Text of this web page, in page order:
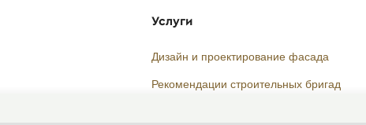
Услуги
Дизайн и проектирование фасада
Рекомендации строительных бригад